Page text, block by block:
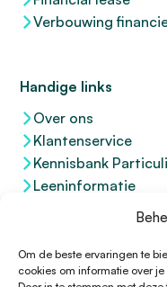
Om de beste ervaringen te
cookies om informatie over
Verbouwing
Handige links
Over ons
Klantenservice
Kennisbank
Leeninformatie